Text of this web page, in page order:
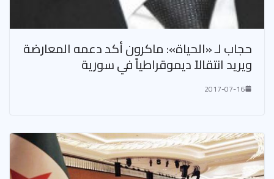
حجاب لـ «الحياة»: ماكرون أكد دعمه المعارضة
ويريد انتقالاً ديموقراطياً في سورية
2017-07-16